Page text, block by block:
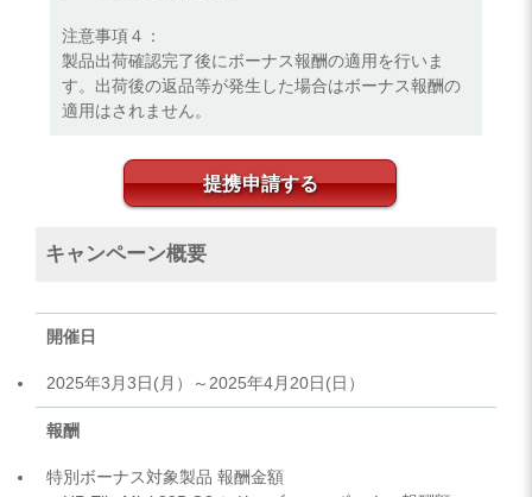
注意事項４：
製品出荷確認完了後にボーナス報酬の適用を行いま
す。出荷後の返品等が発生した場合はボーナス報酬の
適用はされません。
提携申請する
キャンペーン概要
開催日
2025年3月3日(月）～2025年4月20日(日）
報酬
特別ボーナス対象製品 報酬金額